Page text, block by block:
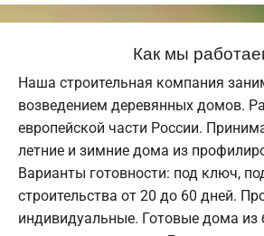
Как мы
Наша строительная компания
возведением деревянных домов.
европейской части России.
летние и зимние дома из
Варианты готовности: под ключ,
строительства от 20 до 60 дней.
индивидуальные. Готовые дома из